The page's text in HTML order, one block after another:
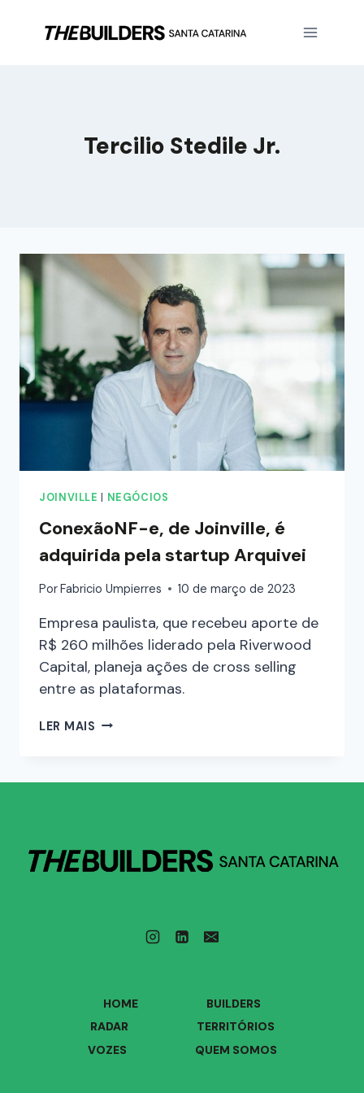
Tercilio Stedile Jr.
JOINVILLE NEGÓCIOS
ConexãoNF-e, de Joinville, é
adquirida pela startup Arquivei
PorFabricio Umpierres 10 de março de 2023
Empresa paulista, que recebeu aporte de
R$ 260 milhões liderado pela Riverwood
Capital, planeja ações de cross selling
entre as plataformas.
LER MAIS
HOME
BUILDERS
RADAR
TERRITÓRIOS
VOZES
QUEM SOMOS